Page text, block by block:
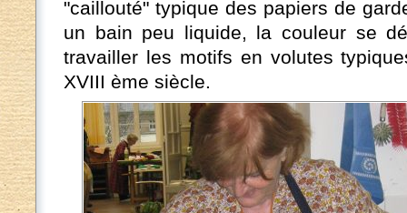
"caillouté" typique des papiers de
un bain peu liquide, la couleur se
travailler les motifs en volutes
XVIII ème siècle.